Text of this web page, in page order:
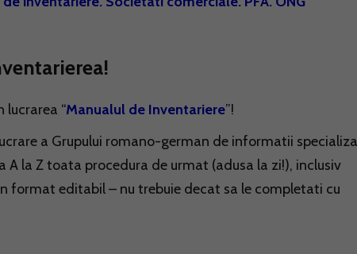
lucrarea “Manualul de Inventariere”!
a Grupului romano-german de informatii
la Z toata procedura de urmat (adusa la zi!), inclusiv
format editabil – nu trebuie decat sa le completati cu